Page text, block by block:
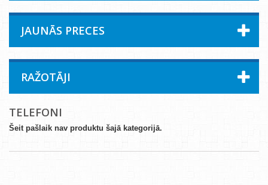
JAUNĀS PRECES
RAŽOTĀJI
TELEFONI
Šeit pašlaik nav produktu šajā kategorijā.